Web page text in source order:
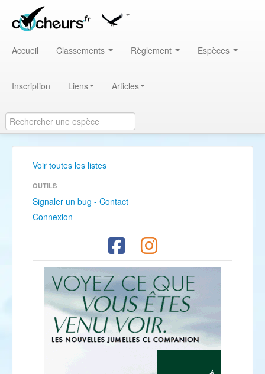
Accueil Classements Règlement Espèces
Inscription Liens Articles
Voir toutes les listes
OUTILS
Signaler un bug - Contact
Connexion